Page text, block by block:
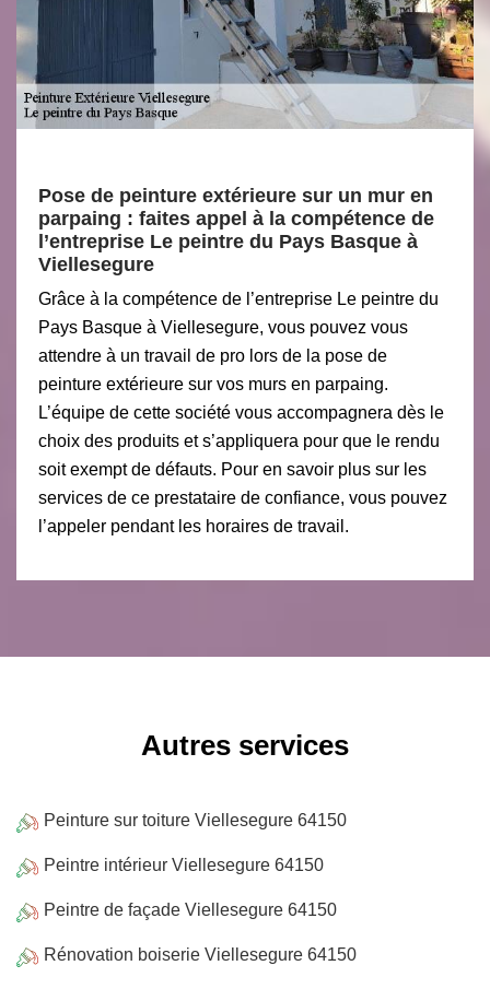
Pose de peinture extérieure sur un mur en
parpaing : faites appel à la compétence de
l’entreprise Le peintre du Pays Basque à
Viellesegure
Grâce à la compétence de l’entreprise Le peintre du
Pays Basque à Viellesegure, vous pouvez vous
attendre à un travail de pro lors de la pose de
peinture extérieure sur vos murs en parpaing.
L’équipe de cette société vous accompagnera dès le
choix des produits et s’appliquera pour que le rendu
soit exempt de défauts. Pour en savoir plus sur les
services de ce prestataire de confiance, vous pouvez
l’appeler pendant les horaires de travail.
Autres services
Peinture sur toiture Viellesegure 64150
Peintre intérieur Viellesegure 64150
Peintre de façade Viellesegure 64150
Rénovation boiserie Viellesegure 64150